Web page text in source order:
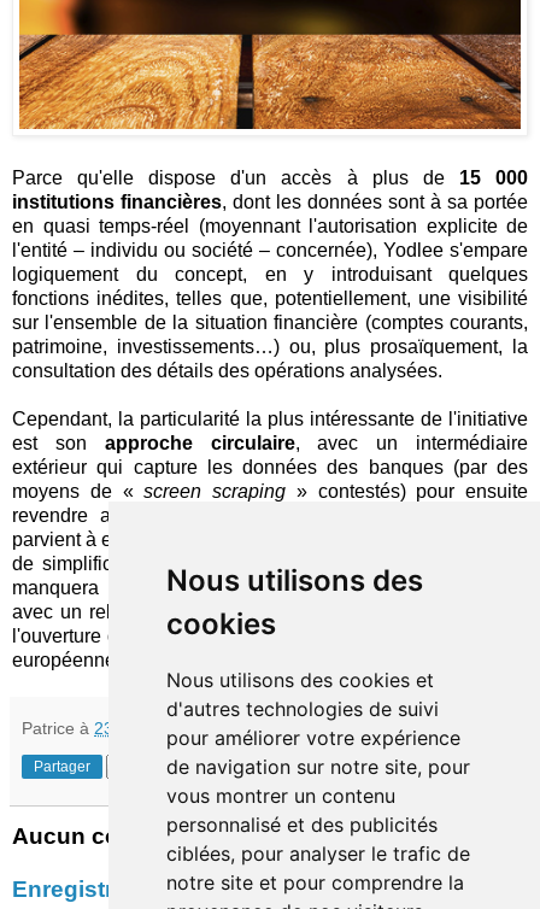
Nous utilisons des
cookies
Nous utilisons des cookies et
d'autres technologies de suivi
pour améliorer votre expérience
de navigation sur notre site, pour
vous montrer un contenu
personnalisé et des publicités
ciblées, pour analyser le trafic de
notre site et pour comprendre la
Parce qu'elle dispose d'un accès à plus de 15 000
institutions financières, dont les données sont à sa portée
en quasi temps-réel (moyennant l'autorisation explicite de
l'entité – individu ou société – concernée), Yodlee s'empare
logiquement du concept, en y introduisant quelques
fonctions inédites, telles que, potentiellement, une visibilité
sur l'ensemble de la situation financière (comptes courants,
patrimoine, investissements…) ou, plus prosaïquement, la
consultation des détails des opérations analysées.
Cependant, la particularité la plus intéressante de l'initiative
est son approche circulaire, avec un intermédiaire
extérieur qui capture les données des banques (par des
moyens de «screen scraping » contestés) pour ensuite
revendre aux établissements de crédit l'information qu'il
parvient à en dégager. Même s'il faut se garder de tout excès
de simplification, une telle situation pose question. Qui ne
manquera pas de rebondir de notre côté de l'Atlantique,
avec un relief particulier dans les banques à l'approche de
l'ouverture des données bancaires inscrite dans la directive
européenne DSP2…
Patrice à 23:49
Partager
Aucun commentaire:
Enregistrer un commentaire